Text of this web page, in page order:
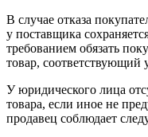
В случае отказа
у поставщика
требованием обязать
товар, соответствующий
У юридического лица
товара, если иное не
продавец соблюдает